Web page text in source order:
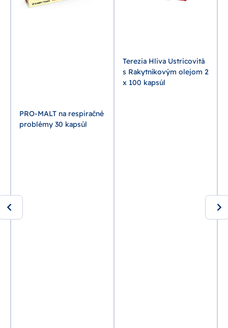
PRO-MALT na respiračné
problémy 30 kapsúl
Terezia Hliva Ustricovitá
s Rakytníkovým olejom 2
x 100 kapsúl